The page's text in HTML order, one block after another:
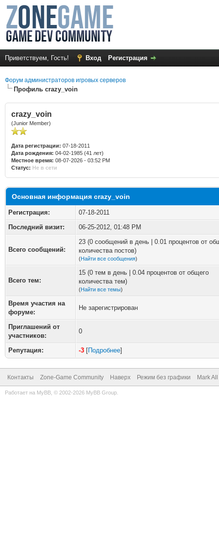
Приветствуем, Гость! Вход Регистрация
Форум администраторов игровых серверов
Профиль crazy_voin
crazy_voin
(Junior Member)
Дата регистрации: 07-18-2011
Дата рождения: 04-02-1985 (41 лет)
Местное время: 08-07-2026 - 03:52 PM
Статус: Не в сети
Основная информация crazy_voin
Регистрация:
07-18-2011
Последний визит:
06-25-2012, 01:48 PM
Всего сообщений:
23 (0 сообщений в день | 0.01 процентов от
количества постов)
(Найти все сообщения)
Всего тем:
15 (0 тем в день | 0.04 процентов от общего
количества тем)
(Найти все темы)
Время участия на
форуме:
Не зарегистрирован
Приглашений от
участников:
0
Репутация: -3 [Подробнее]
Контакты Zone-Game Community Наверх Режим без графики Mark
Работает на MyBB , © 2002-2026 MyBB Group